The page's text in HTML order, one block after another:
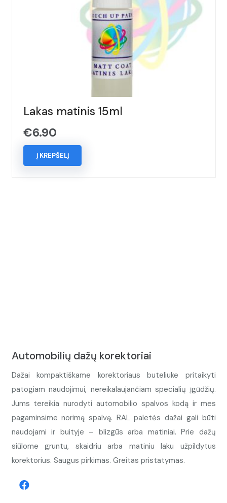
Lakas matinis 15ml
€6.90
Į KREPŠELĮ
Automobilių dažų korektoriai
Dažai kompaktiškame korektoriaus buteliuke pritaikyti
patogiam naudojimui, nereikalaujančiam specialių įgūdžių.
Jums tereikia nurodyti automobilio spalvos kodą ir mes
pagaminsime norimą spalvą. RAL paletės dažai gali būti
naudojami ir buityje – blizgūs arba matiniai. Prie dažų
siūlome gruntu, skaidriu arba matiniu laku užpildytus
korektorius. Saugus pirkimas. Greitas pristatymas.